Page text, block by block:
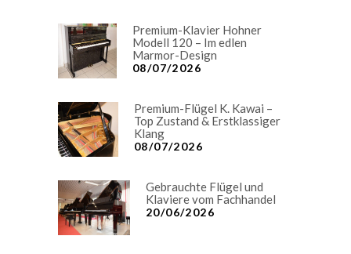
Premium-Klavier Hohner
Modell 120 – Im edlen
Marmor-Design
08/07/2026
Premium-Flügel K. Kawai –
Top Zustand & Erstklassiger
Klang
08/07/2026
Gebrauchte Flügel und
Klaviere vom Fachhandel
20/06/2026